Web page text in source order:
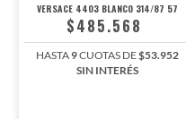
VERSACE 4403 BLANCO 314/87 57
$485.568
HASTA9CUOTAS DE$53.952
SIN INTERÉS